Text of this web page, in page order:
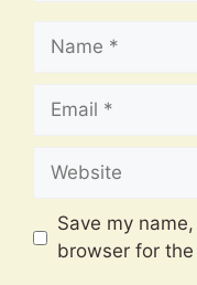
Name
Email
Website
Save my
browser for